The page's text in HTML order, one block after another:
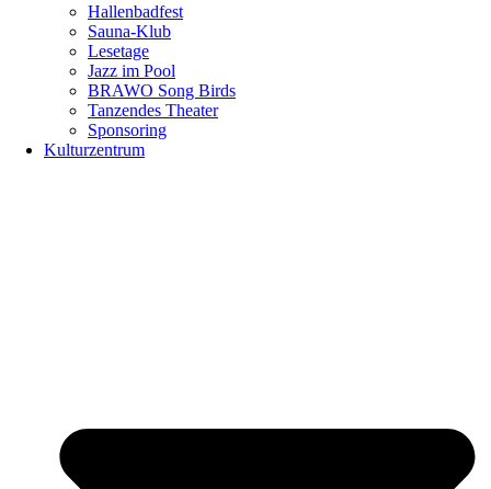
Hallenbadfest
Sauna-Klub
Lesetage
Jazz im Pool
BRAWO Song Birds
Tanzendes Theater
Sponsoring
Kulturzentrum